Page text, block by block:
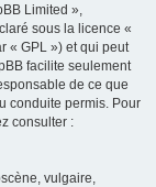
Limited »,
sous la licence «
« GPL ») et qui peut
facilite seulement
de ce que
conduite permis. Pour
consulter :
vulgaire,